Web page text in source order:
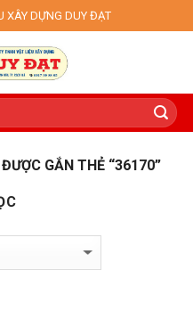
XÂY DỰNG DUY ĐẠT
GẮN THẺ “36170”